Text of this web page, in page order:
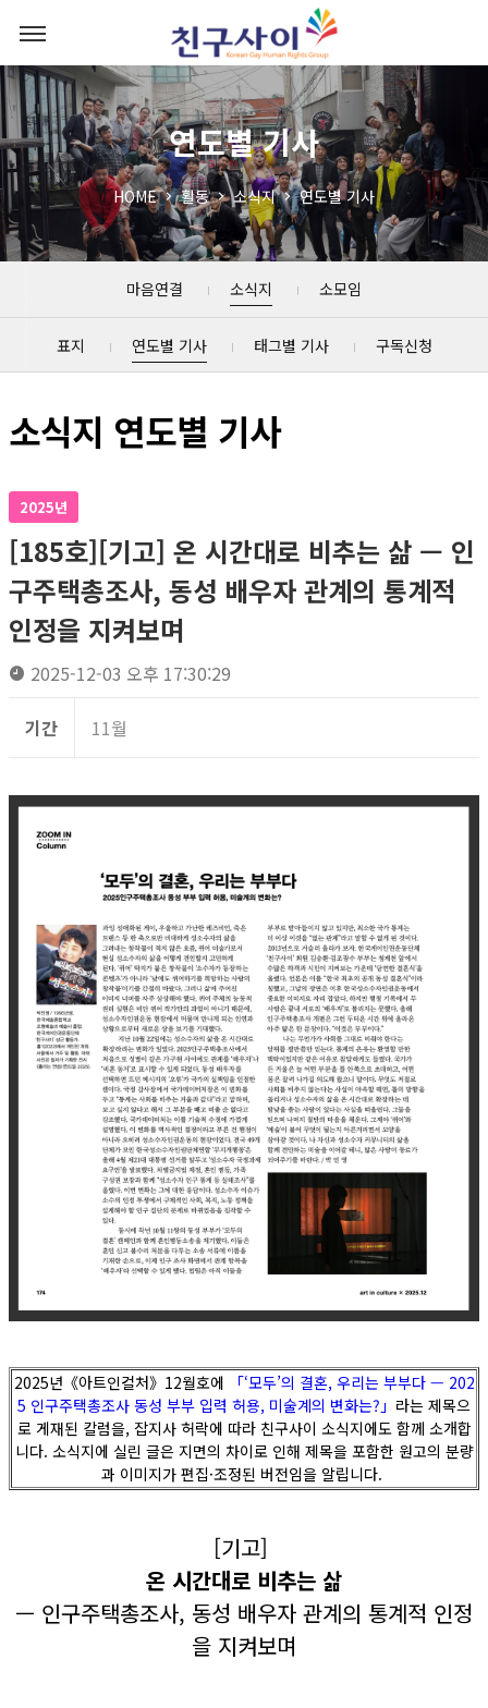
연도별 기사
HOME 활동 소식지 연도별 기사
마음연결 소식지 소모임
표지 연도별 기사 태그별 기사 구독신청
소식지 연도별 기사
2025년
[185호][기고] 온 시간대로 비추는 삶 — 인
구주택총조사, 동성 배우자 관계의 통계적
인정을 지켜보며
2025-12-03 오후 17:30:29
기간 11월
2025년《아트인컬처》12월호에
「‘모두’의 결혼, 우리는 부부다 — 202
5 인구주택총조사 동성 부부 입력 허용, 미술계의 변화는?」 라는 제목으
로 게재된 칼럼을, 잡지사 허락에 따라 친구사이 소식지에도 함께 소개합
니다. 소식지에 실린 글은 지면의 차이로 인해 제목을 포함한 원고의 분량
과 이미지가 편집·조정된 버전임을 알립니다.
[기고]
온 시간대로 비추는 삶
— 인구주택총조사, 동성 배우자 관계의 통계적 인정
을 지켜보며